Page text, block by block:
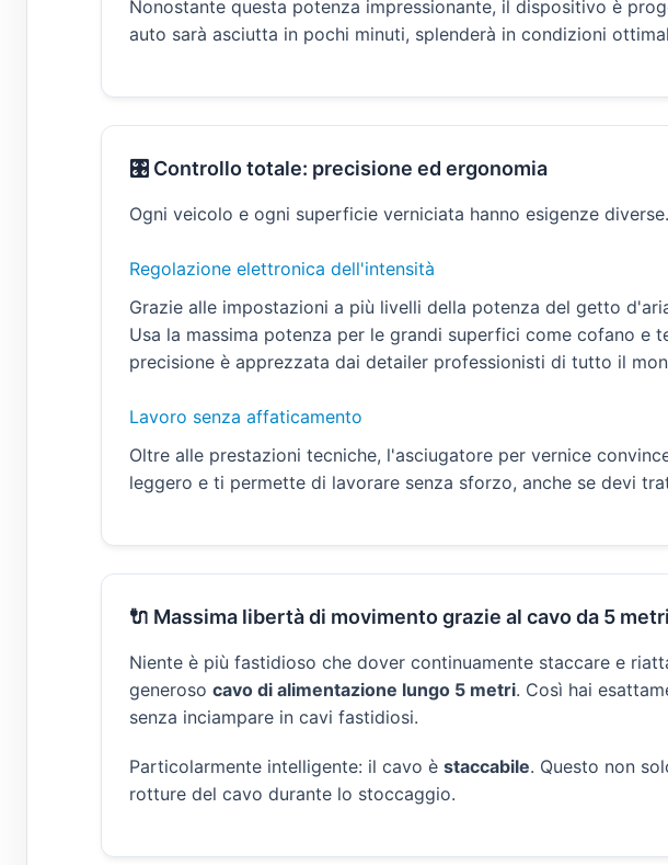
Nonostante questa potenza impressionante, il dispositivo è
auto sarà asciutta in pochi minuti, splenderà in condizioni
🎛️ Controllo totale: precisione ed ergonomia
Ogni veicolo e ogni superficie verniciata hanno esigenze
Regolazione elettronica dell'intensità
Grazie alle impostazioni a più livelli della potenza del getto
Usa la massima potenza per le grandi superfici come cofano
precisione è apprezzata dai detailer professionisti di tutto il
Lavoro senza affaticamento
Oltre alle prestazioni tecniche, l'asciugatore per vernice
leggero e ti permette di lavorare senza sforzo, anche se devi
🔌 Massima libertà di movimento grazie al cavo da 5 metri
Niente è più fastidioso che dover continuamente staccare e
generoso cavo di alimentazione lungo 5 metri. Così hai
senza inciampare in cavi fastidiosi.
Particolarmente intelligente: il cavo è staccabile. Questo non
rotture del cavo durante lo stoccaggio.